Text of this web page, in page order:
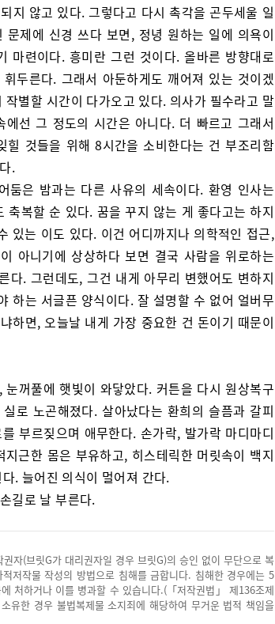
지 않고 있다. 그렇다고 다시 촉각을 곤두세울 일
제에 신경 쓰다 보면, 정녕 원하는 일에 의욕이
마련이다. 흥미란 그런 것이다. 올바른 방향대로
두른다. 그래서 아둔하게도 깨어져 있는 것이겠
별할 시간이 다가오고 있다. 의사가 필수라고 말
선 그 정도의 시간은 아니다. 더 빠르고 그래서
힐 것들을 위해 8시간을 소비한다는 건 부조리함
.
둠은 밤과는 다른 사유의 세속이다. 환영 인사는
축복할 순 있다. 꿈을 꾸지 않는 게 좋다고는 하지
있는 이도 있다. 이건 어디까지나 의학적인 접근,
아니기에 상상하다 보면 결국 사람을 위로하는
다. 그런데도, 그건 내게 아무리 변했어도 변하지
하는 서글픈 양식이다. 잘 설명할 수 없어 얼버무
하면, 오늘날 내게 가장 중요한 건 돈이기 때문이
꺼풀에 햇빛이 와닿았다. 커튼을 다시 원상복구
로 노곤해졌다. 살아났다는 환희의 슬픔과 갈피
부르짖으며 애무한다. 손가락, 발가락 마디마디
근한 몸은 부유하고, 히스테릭한 머릿속이 백지
. 늘어진 의식이 멀어져 간다.
길로 날 부른다.
자(브릿G가 대리권자일 경우 브릿G)의 승인 없이 무단으로 복
저작물 작성의 방법으로 침해를 금합니다. 침해한 경우에는 5
처하거나 이를 병과할 수 있습니다.(「저작권법」 제136조제
유한 경우 불법복제물 소지죄에 해당하여 무거운 법적 책임을